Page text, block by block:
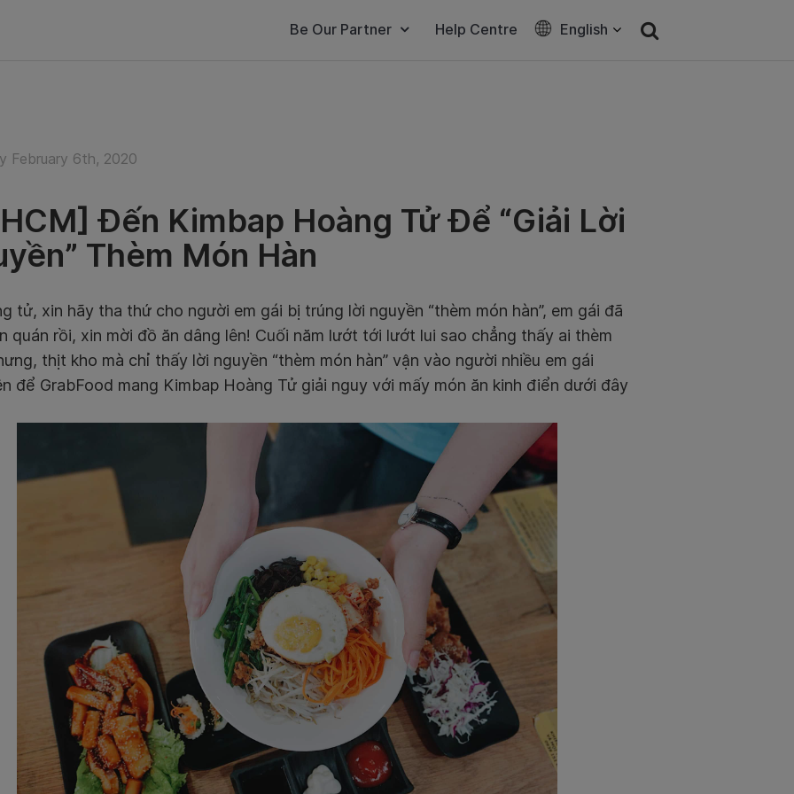
Be Our Partner Help Centre English
February 6th, 2020
Đến Kimbap Hoàng Tử Để “Giải Lời
Thèm Món Hàn
tử, xin hãy tha thứ cho người em gái bị trúng lời nguyền “thèm món hàn”, em gái đã
quán rồi, xin mời đồ ăn dâng lên! Cuối năm lướt tới lướt lui sao chẳng thấy ai thèm
thịt kho mà chỉ thấy lời nguyền “thèm món hàn” vận vào người nhiều em gái
để GrabFood mang Kimbap Hoàng Tử giải nguy với mấy món ăn kinh điển dưới đây